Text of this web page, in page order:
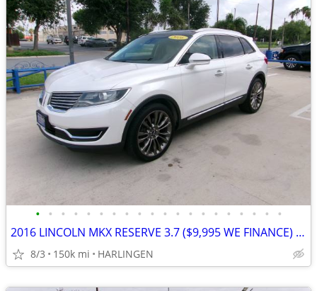
• • • • • • • • • • • • • • • • • • • •
2016 LINCOLN MKX RESERVE 3.7 ($9,995 WE FINANCE) MENCHACA AUTO SALES
8/3 150k mi HARLINGEN